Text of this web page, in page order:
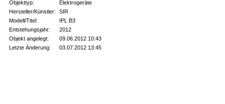
Objekttyp:
Elektrogeräte
Hersteller/Künstler:
SIR
Modell/Titel:
IPL B3
Entstehungsjahr:
2012
Objekt angelegt:
09.06.2012 10:43
Letzte Änderung:
03.07.2012 13:45